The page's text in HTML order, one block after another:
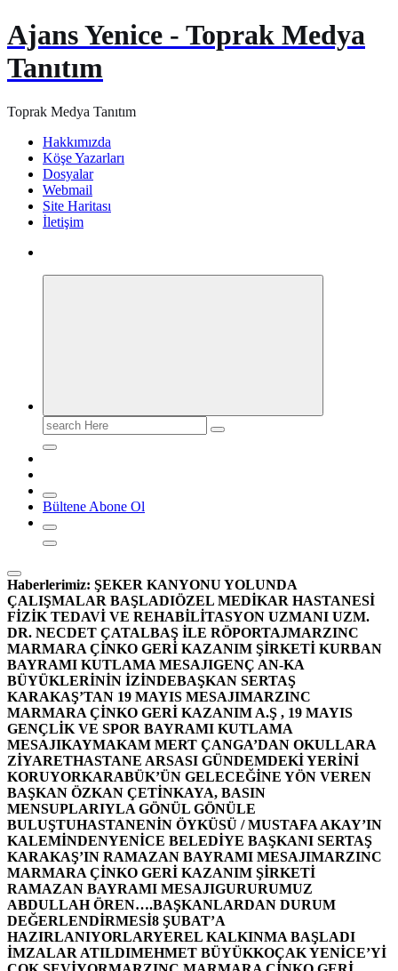
Ajans Yenice - Toprak Medya
Tanıtım
Toprak Medya Tanıtım
Hakkımızda
Köşe Yazarları
Dosyalar
Webmail
Site Haritası
İletişim
Search
for:
Bültene Abone Ol
Haberlerimiz: ŞEKER KANYONU YOLUNDA
ÇALIŞMALAR BAŞLADIÖZEL MEDİKAR HASTANESİ
FİZİK TEDAVİ VE REHABİLİTASYON UZMANI UZM.
DR. NECDET ÇATALBAŞ İLE RÖPORTAJMARZINC
MARMARA ÇİNKO GERİ KAZANIM ŞİRKETİ KURBAN
BAYRAMI KUTLAMA MESAJIGENÇ AN-KA
BÜYÜKLERİNİN İZİNDEBAŞKAN SERTAŞ
KARAKAŞ’TAN 19 MAYIS MESAJIMARZINC
MARMARA ÇİNKO GERİ KAZANIM A.Ş , 19 MAYIS
GENÇLİK VE SPOR BAYRAMI KUTLAMA
MESAJIKAYMAKAM MERT ÇANGA’DAN OKULLARA
ZİYARETHASTANE ARSASI GÜNDEMDEKİ YERİNİ
KORUYORKARABÜK’ÜN GELECEĞİNE YÖN VEREN
BAŞKAN ÖZKAN ÇETİNKAYA, BASIN
MENSUPLARIYLA GÖNÜL GÖNÜLE
BULUŞTUHASTANENİN ÖYKÜSÜ / MUSTAFA AKAY’IN
KALEMİNDENYENİCE BELEDİYE BAŞKANI SERTAŞ
KARAKAŞ’IN RAMAZAN BAYRAMI MESAJIMARZINC
MARMARA ÇİNKO GERİ KAZANIM ŞİRKETİ
RAMAZAN BAYRAMI MESAJIGURURUMUZ
ABDULLAH ÖREN….BAŞKANLARDAN DURUM
DEĞERLENDİRMESİ8 ŞUBAT’A
HAZIRLANIYORLARYEREL KALKINMA BAŞLADI
İMZALAR ATILDIMEHMET BÜYÜKKOÇAK YENİCE’Yİ